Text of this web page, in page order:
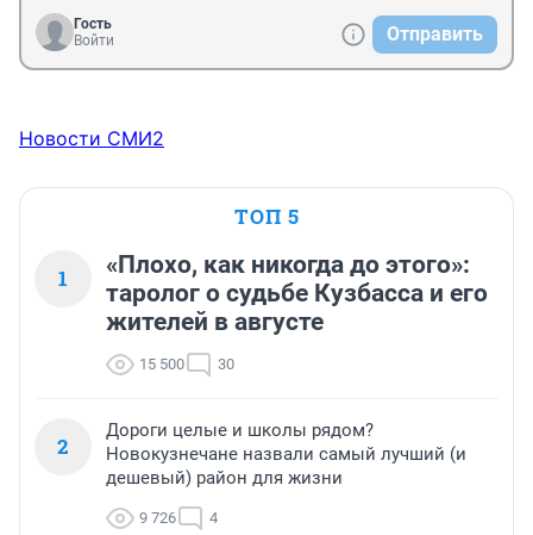
Гость
Войти
Отправить
Новости СМИ2
ТОП 5
1
«Плохо, как никогда до этого»:
таролог о судьбе Кузбасса и его
жителей в августе
15 500 30
2
Дороги целые и школы рядом?
Новокузнечане назвали самый лучший (и
дешевый) район для жизни
9 726 4